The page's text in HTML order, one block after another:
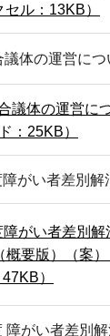
ル：13KB）
体の運営につ
議体の運営に
：25KB）
がい者差別
がい者差別解
概要版）（案
）
障がい者差別